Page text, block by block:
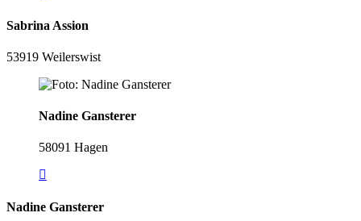
Sabrina Assion
53919 Weilerswist
Nadine Gansterer
58091 Hagen
Nadine Gansterer